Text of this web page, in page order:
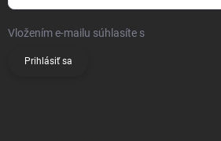
Vložením e-mailu súhlasíte s
Prihlásiť sa